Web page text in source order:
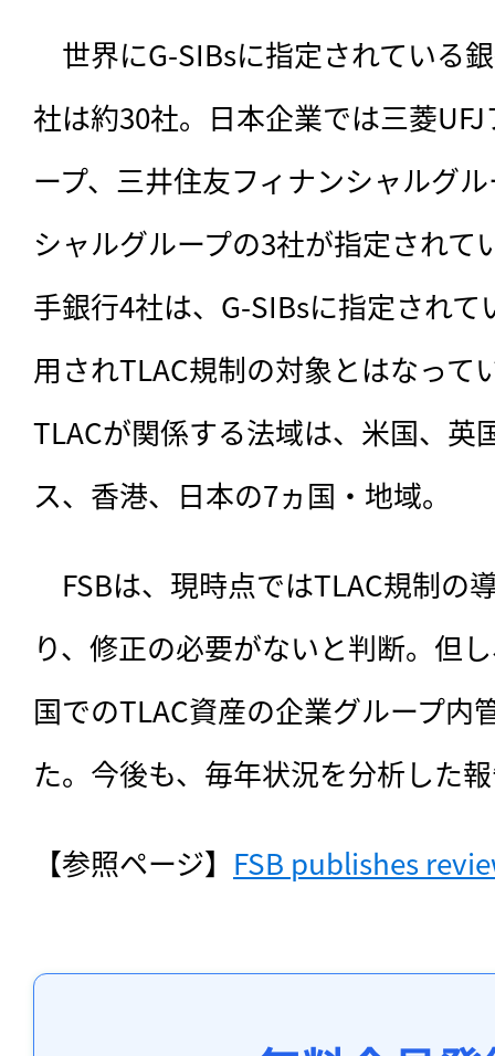
世界にG-SIBsに指定されている
社は約30社。日本企業では三菱
ープ、三井住友フィナンシャルグ
シャルグループの3社が指定されて
手銀行4社は、G-SIBsに指定され
用されTLAC規制の対象とはなって
TLACが関係する法域は、米国、英
ス、香港、日本の7ヵ国・地域。
FSBは、現時点ではTLAC規制の
り、修正の必要がないと判断。但
国でのTLAC資産の企業グループ内
た。今後も、毎年状況を分析した
【参照ページ】 FSB publishes